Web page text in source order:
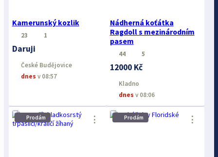
Kamerunský kozlik
23 1
Daruji
České Budějovice
dnes v 08:57
Nádherná koťátka
Ragdoll s mezinárodním
pasem
44 5
12000 Kč
Kladno
dnes v 08:06
Prodám ⋮ Prodám ⋮